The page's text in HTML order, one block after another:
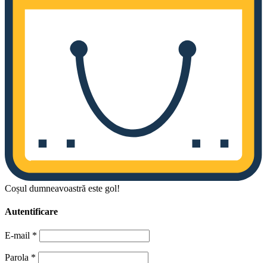
Coșul dumneavoastră este gol!
Autentificare
E-mail *
Parola *